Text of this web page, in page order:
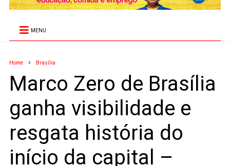
MENU
Home Brasília
Marco Zero de Brasília
ganha visibilidade e
resgata história do
início da capital –